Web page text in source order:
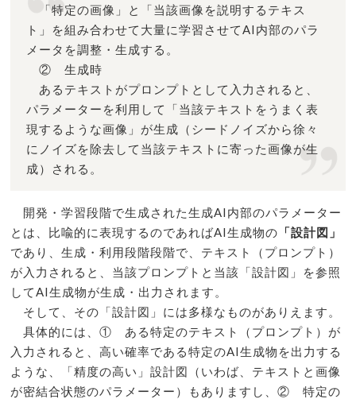
「特定の画像」と「当該画像を説明するテキス
ト」を組み合わせて大量に学習させてAI内部のパラ
メータを調整・生成する。
② 生成時
あるテキストがプロンプトとして入力されると、
パラメーターを利用して「当該テキストをうまく表
現するような画像」が生成（シードノイズから徐々
にノイズを除去して当該テキストに寄った画像が生
成）される。
開発・学習段階で生成された生成AI内部のパラメーター
とは、比喩的に表現するのであればAI生成物の 「設計図」
であり、生成・利用段階段階で、テキスト（プロンプト）
が入力されると、当該プロンプトと当該「設計図」を参照
してAI生成物が生成・出力されます。
そして、その「設計図」には多様なものがありえます。
具体的には、① ある特定のテキスト（プロンプト）が
入力されると、高い確率である特定のAI生成物を出力する
ような、「精度の高い」設計図（いわば、テキストと画像
が密結合状態のパラメーター）もありますし、② 特定の